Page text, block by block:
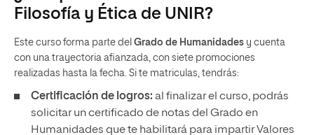
Filosofía y Ética de UNIR?
Este curso forma parte del Grado de Humanidades y cuenta
con una trayectoria afianzada, con siete promociones
realizadas hasta la fecha. Si te matriculas, tendrás:
Certificación de logros: al finalizar el curso, podrás
solicitar un certificado de notas del Grado en
Humanidades que te habilitará para impartir Valores